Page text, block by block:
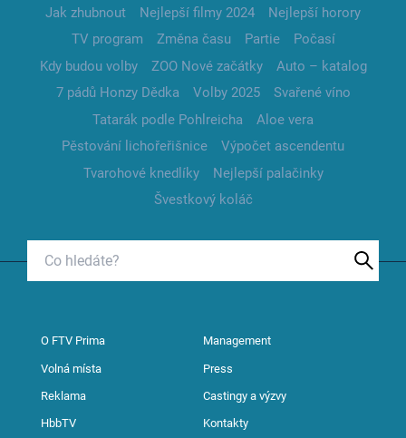
Jak zhubnout Nejlepší filmy 2024
Nejlepší horory
TV program
Změna času Partie
Počasí
Kdy budou volby
ZOO Nové začátky
Auto – katalog
7 pádů Honzy Dědka
Volby 2025
Svařené víno
Tatarák podle Pohlreicha
Aloe vera
Pěstování lichořeřišnice
Výpočet ascendentu
Tvarohové knedlíky
Nejlepší palačinky
Švestkový koláč
O FTV Prima Management
Volná místa Press
Reklama Castingy a výzvy
HbbTV Kontakty